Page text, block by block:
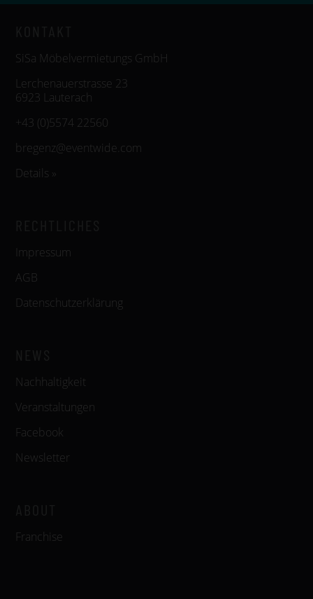
SiSa Möbelvermietungs GmbH
Lerchenauerstrasse 23
6923 Lauterach
+43 (0)5574 22560
bregenz@eventwide.com
Details »
Impressum
AGB
Datenschutzerklärung
Nachhaltigkeit
Veranstaltungen
Facebook
Newsletter
Franchise